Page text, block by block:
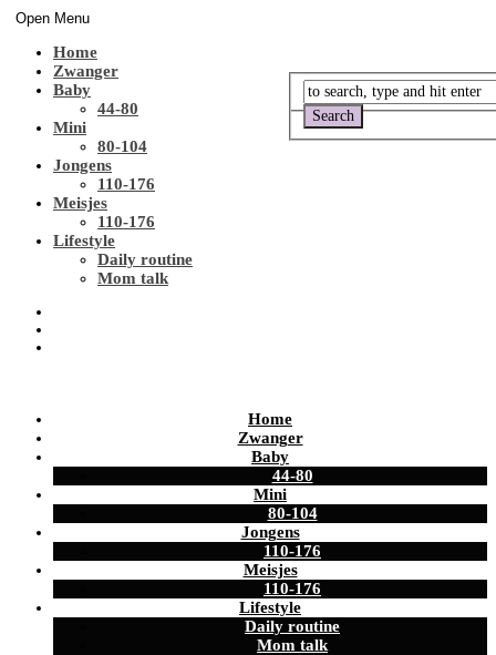
Open Menu
Home
Zwanger
Baby
44-80
Mini
80-104
Jongens
110-176
Meisjes
110-176
Lifestyle
Daily routine
Mom talk
Home
Zwanger
Baby
44-80
Mini
80-104
Jongens
110-176
Meisjes
110-176
Lifestyle
Daily routine
Mom talk